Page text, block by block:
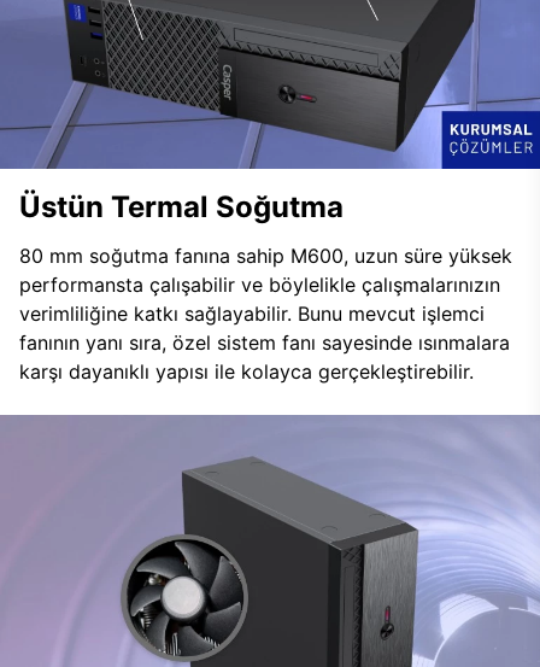
Üstün Termal Soğutma
80 mm soğutma fanına sahip M600, uzun süre yüksek
performansta çalışabilir ve böylelikle çalışmalarınızın
verimliliğine katkı sağlayabilir. Bunu mevcut işlemci
fanının yanı sıra, özel sistem fanı sayesinde ısınmalara
karşı dayanıklı yapısı ile kolayca gerçekleştirebilir.